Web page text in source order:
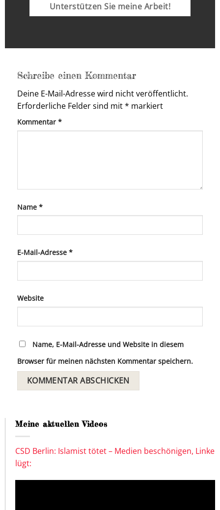
Unterstützen Sie meine Arbeit!
Schreibe einen Kommentar
Deine E-Mail-Adresse wird nicht veröffentlicht.
Erforderliche Felder sind mit* markiert
Kommentar *
Name *
E-Mail-Adresse *
Website
Name, E-Mail-Adresse und Website in diesem
Browser für meinen nächsten Kommentar speichern.
Meine aktuellen Videos
CSD Berlin: Islamist tötet – Medien beschönigen, Linke
lügt: